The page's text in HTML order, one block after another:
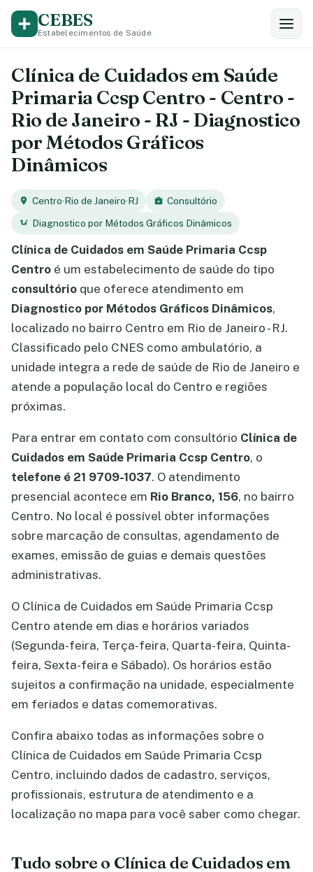
CEBES
Estabelecimentos de Saúde
Clínica de Cuidados em Saúde
Primaria Ccsp Centro - Centro -
Rio de Janeiro - RJ - Diagnostico
por Métodos Gráficos
Dinâmicos
Centro·Rio de Janeiro·RJ
Consultório
Diagnostico por Métodos Gráficos Dinâmicos
Clínica de Cuidados em Saúde Primaria Ccsp
Centro é um estabelecimento de saúde do tipo
consultório que oferece atendimento em
Diagnostico por Métodos Gráficos Dinâmicos,
localizado no bairro Centro em Rio de Janeiro - RJ.
Classificado pelo CNES como ambulatório, a
unidade integra a rede de saúde de Rio de Janeiro e
atende a população local do Centro e regiões
próximas.
Para entrar em contato com consultório Clínica de
Cuidados em Saúde Primaria Ccsp Centro, o
telefone é 21 9709-1037. O atendimento
presencial acontece em Rio Branco, 156, no bairro
Centro. No local é possível obter informações
sobre marcação de consultas, agendamento de
exames, emissão de guias e demais questões
administrativas.
O Clínica de Cuidados em Saúde Primaria Ccsp
Centro atende em dias e horários variados
(Segunda-feira, Terça-feira, Quarta-feira, Quinta-
feira, Sexta-feira e Sábado). Os horários estão
sujeitos a confirmação na unidade, especialmente
em feriados e datas comemorativas.
Confira abaixo todas as informações sobre o
Clínica de Cuidados em Saúde Primaria Ccsp
Centro, incluindo dados de cadastro, serviços,
profissionais, estrutura de atendimento e a
localização no mapa para você saber como chegar.
Tudo sobre o Clínica de Cuidados em